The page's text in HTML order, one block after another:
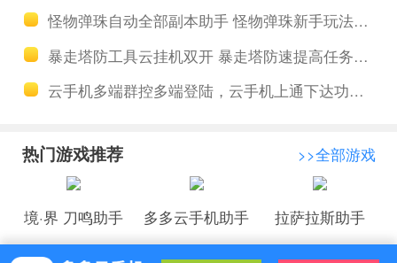
绍
怪物弹珠自动全部副本助手 怪物弹珠新手玩法攻略
暴走塔防工具云挂机双开 暴走塔防速提高任务提高元宝攻略
云手机多端群控多端登陆，云手机上通下达功能哪里找
热门游戏推荐 >>全部游戏
境·界 刀鸣助手 多多云手机助手 拉萨拉斯助手